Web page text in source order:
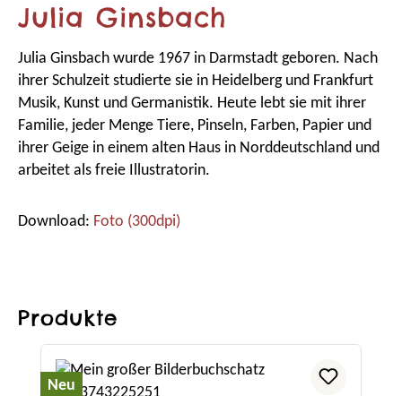
Julia Ginsbach
Julia Ginsbach wurde 1967 in Darmstadt geboren. Nach
ihrer Schulzeit studierte sie in Heidelberg und Frankfurt
Musik, Kunst und Germanistik. Heute lebt sie mit ihrer
Familie, jeder Menge Tiere, Pinseln, Farben, Papier und
ihrer Geige in einem alten Haus in Norddeutschland und
arbeitet als freie Illustratorin.
Download: Foto (300dpi)
Produkte
Neu